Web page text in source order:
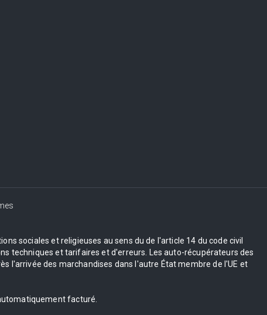
sociales et religieuses au sens du de l'article 14 du code civil
techniques et tarifaires et d'erreurs. Les auto-récupérateurs des
l'arrivée des marchandises dans l'autre État membre de l'UE et
facturé.